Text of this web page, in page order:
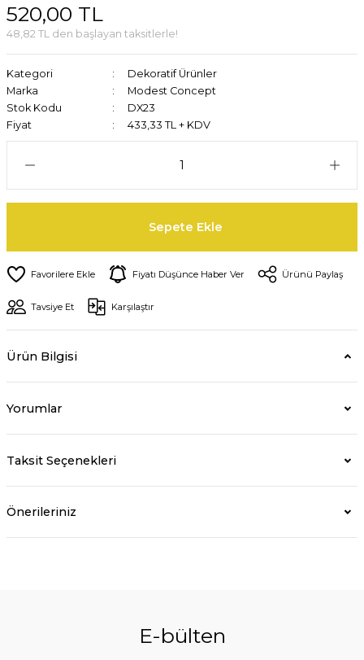
520,00 TL
48,82 TL den başlayan taksitlerle!
Kategori
Dekoratif Ürünler
Marka
Modest Concept
Stok Kodu
DX23
Fiyat
433,33 TL + KDV
Sepete Ekle
Fiyatı Düşünce Haber Ver Ürünü Paylaş
Tavsiye Et Karşılaştır
Ürün Bilgisi
Yorumlar
Taksit Seçenekleri
Önerileriniz
E-bülten